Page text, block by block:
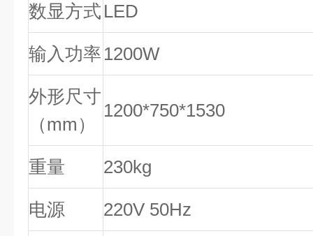
数显方式 LED
输入功率 1200W
外形尺寸
（mm）
1200*750*1530
重量 230kg
电源 220V 50Hz